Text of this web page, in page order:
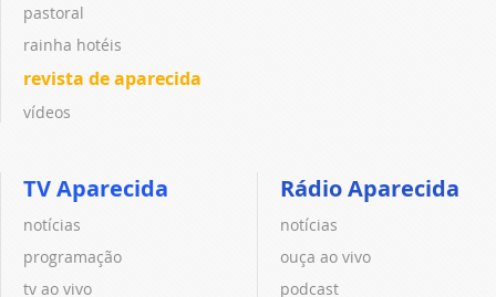
pastoral
rainha hotéis
revista de aparecida
vídeos
TV Aparecida
notícias
programação
tv ao vivo
Rádio Aparecida
notícias
ouça ao vivo
podcast